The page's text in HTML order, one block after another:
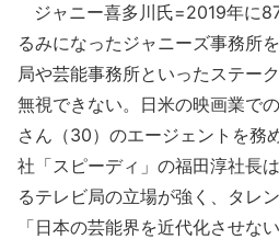
ジャニー喜多川氏=2019年に
るみになったジャニーズ事務所
局や芸能事務所といったステー
無視できない。日米の映画業で
さん（30）のエージェントを務
社「スピーディ」の福田淳社長
るテレビ局の立場が強く、タレ
「日本の芸能界を近代化させな